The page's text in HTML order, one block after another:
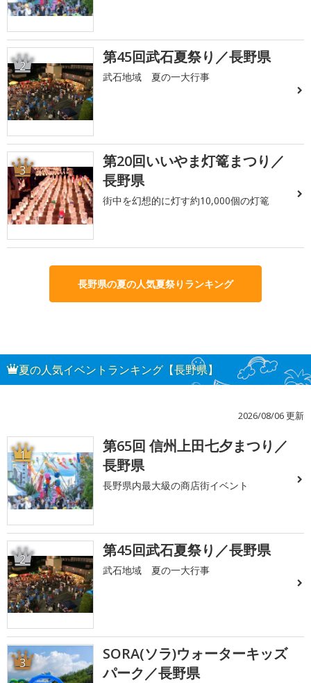
2 第45回武石夏祭り／長野県
武石地域 夏の一大行事
3
第20回いいやま灯篭まつり／
長野県
街中を幻想的に灯す約10,000個の灯篭
長野県の夏の人気夏祭りランキング
夏の人気イベントランキング【長野県】
2026/08/06 更新
1
第65回 信州上田七夕まつり／
長野県
長野県内最大級の商店街イベント
2 第45回武石夏祭り／長野県
武石地域 夏の一大行事
3
SORA(ソラ)ウォーターキッズ
パーク／長野県